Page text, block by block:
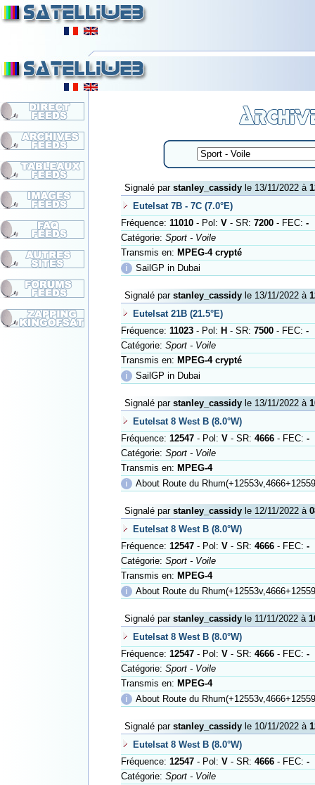
Signalé par stanley_cassidyle 13/11/2022 à
Eutelsat 7B - 7C (7.0°E)
Fréquence: 11010- Pol: V- SR: 7200- FEC: -
Catégorie: Sport - Voile
Transmis en: MPEG-4 crypté
ℹ
SailGP in Dubai
Signalé par stanley_cassidyle 13/11/2022 à
Eutelsat 21B (21.5°E)
Fréquence: 11023- Pol: H - SR: 7500- FEC: -
Catégorie: Sport - Voile
Transmis en: MPEG-4 crypté
ℹ
SailGP in Dubai
Signalé par stanley_cassidyle 13/11/2022 à
Eutelsat 8 West B (8.0°W)
Fréquence: 12547- Pol: V- SR: 4666- FEC: -
Catégorie: Sport - Voile
Transmis en: MPEG-4
ℹ
About Route du
Signalé par stanley_cassidyle 12/11/2022 à
Eutelsat 8 West B (8.0°W)
Fréquence: 12547- Pol: V- SR: 4666- FEC: -
Catégorie: Sport - Voile
Transmis en: MPEG-4
ℹ
About Route du
Signalé par stanley_cassidyle 11/11/2022 à
Eutelsat 8 West B (8.0°W)
Fréquence: 12547- Pol: V- SR: 4666- FEC: -
Catégorie: Sport - Voile
Transmis en: MPEG-4
ℹ
About Route du
Signalé par stanley_cassidyle 10/11/2022 à
Eutelsat 8 West B (8.0°W)
Fréquence: 12547- Pol: V- SR: 4666- FEC: -
Catégorie: Sport - Voile